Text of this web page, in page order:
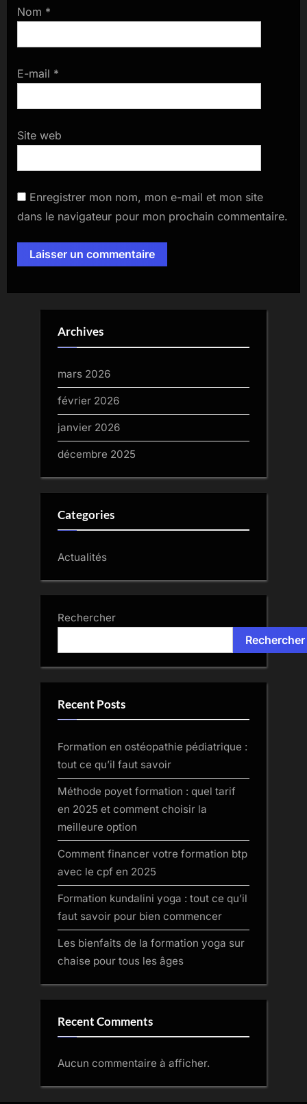
Nom *
E-mail *
Site web
Enregistrer mon nom, mon e-mail et mon site
dans le navigateur pour mon prochain commentaire.
Archives
mars 2026
février 2026
janvier 2026
décembre 2025
Categories
Actualités
Rechercher
Rechercher
Recent Posts
Formation en ostéopathie pédiatrique :
tout ce qu’il faut savoir
Méthode poyet formation : quel tarif
en 2025 et comment choisir la
meilleure option
Comment financer votre formation btp
avec le cpf en 2025
Formation kundalini yoga : tout ce qu’il
faut savoir pour bien commencer
Les bienfaits de la formation yoga sur
chaise pour tous les âges
Recent Comments
Aucun commentaire à afficher.